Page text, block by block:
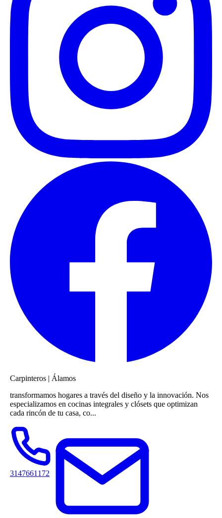
Carpinteros | Álamos
transformamos hogares a través del diseño y la innovación. Nos
especializamos en cocinas integrales y clósets que optimizan
cada rincón de tu casa, co...
3147661172